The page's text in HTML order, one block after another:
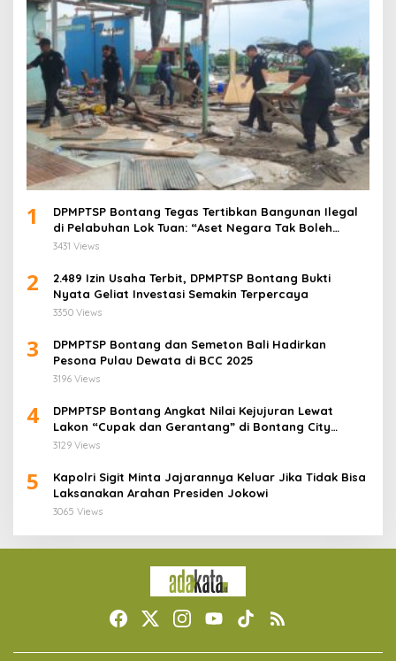
1
DPMPTSP Bontang Tegas Tertibkan Bangunan Ilegal
di Pelabuhan Lok Tuan: “Aset Negara Tak Boleh
Dikuasai!”
3431 Views
2
2.489 Izin Usaha Terbit, DPMPTSP Bontang Bukti
Nyata Geliat Investasi Semakin Terpercaya
3350 Views
3
DPMPTSP Bontang dan Semeton Bali Hadirkan
Pesona Pulau Dewata di BCC 2025
3196 Views
4
DPMPTSP Bontang Angkat Nilai Kejujuran Lewat
Lakon “Cupak dan Gerantang” di Bontang City
Carnaval 2025
3129 Views
5
Kapolri Sigit Minta Jajarannya Keluar Jika Tidak Bisa
Laksanakan Arahan Presiden Jokowi
3065 Views